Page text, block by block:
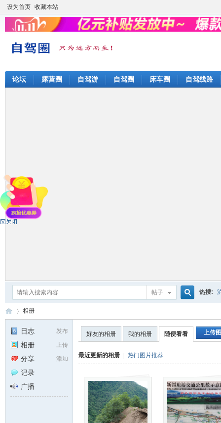
设为首页 收藏本站
论坛 露营圈 自驾游 自驾圈 床车圈 自驾线路
帖子 热搜:
相册
发布
日志
上传
相册
添加
分享
记录
广播
好友的相册 我的相册 随便看看 上传
最近更新的相册 热门图片推荐